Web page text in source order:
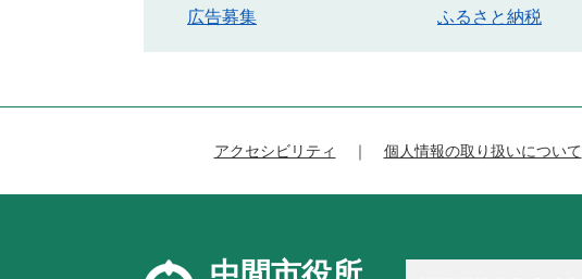
広告募集 ふるさと納税
アクセシビリティ 個人情報の取り扱いについて